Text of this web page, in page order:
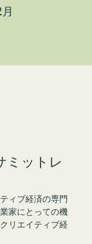
ットレ
ィブ経済の専門
家にとっての機
リエイティブ経